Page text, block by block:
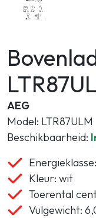
AEG
Model: LTR87ULM
Beschikbaarheid:
Kleur: wit
Toerental
Vulgewicht: